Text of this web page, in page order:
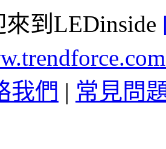
到LEDinside
我們 | 常見問